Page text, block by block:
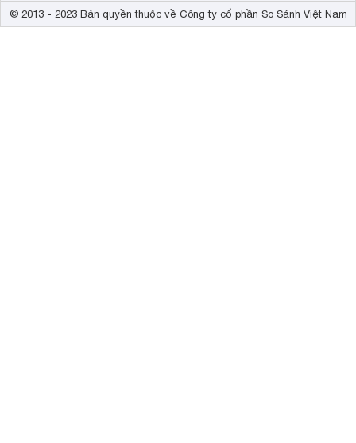
© 2013 - 2023 Bản quyền thuộc về Công ty cổ phần So Sánh Việt Nam